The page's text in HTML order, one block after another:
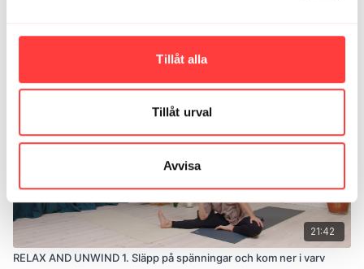
Tillåt alla
Tillåt urval
Avvisa
21:42
RELAX AND UNWIND 1. Släpp på spänningar och kom ner i varv